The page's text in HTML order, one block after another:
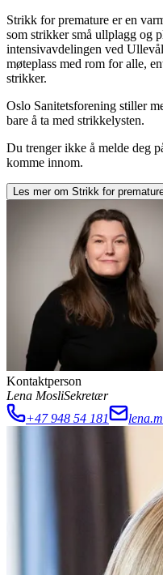
Strikk for premature er en
som strikker små ullplagg og
intensivavdelingen ved
møteplass med rom for alle,
strikker.
Oslo Sanitetsforening stiller
bare å ta med strikkelysten.
Du trenger ikke å melde deg
komme innom.
Les mer om Strikk for
Kontaktperson
Lena MosliSekretær
+47 948 54 181